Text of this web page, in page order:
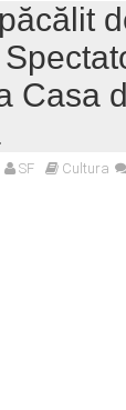
Casa
SF Cultura